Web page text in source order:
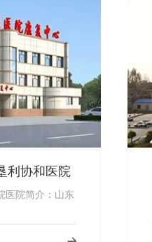
利协和医院
医院简介：山东